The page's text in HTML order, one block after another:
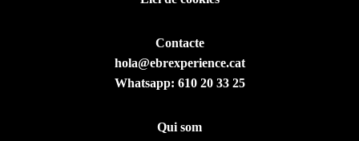
Contacte
hola@ebrexperience.cat
Whatsapp: 610 20 33 25
Qui som